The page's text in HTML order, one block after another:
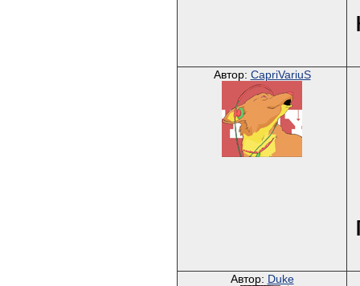
Автор: CapriVariuS
Автор: Duke